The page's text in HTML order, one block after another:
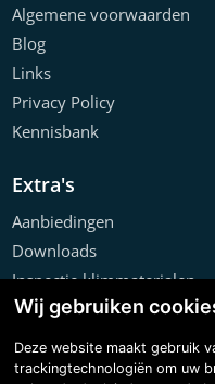
Algemene voorwaarden
Blog
Links
Privacy Policy
Kennisbank
Extra's
Aanbiedingen
Downloads
Inspectie klimmaterialen
Offerte configurator
Projecten
Wij gebruiken
Deze website maakt gebruik
trackingtechnologiën om uw